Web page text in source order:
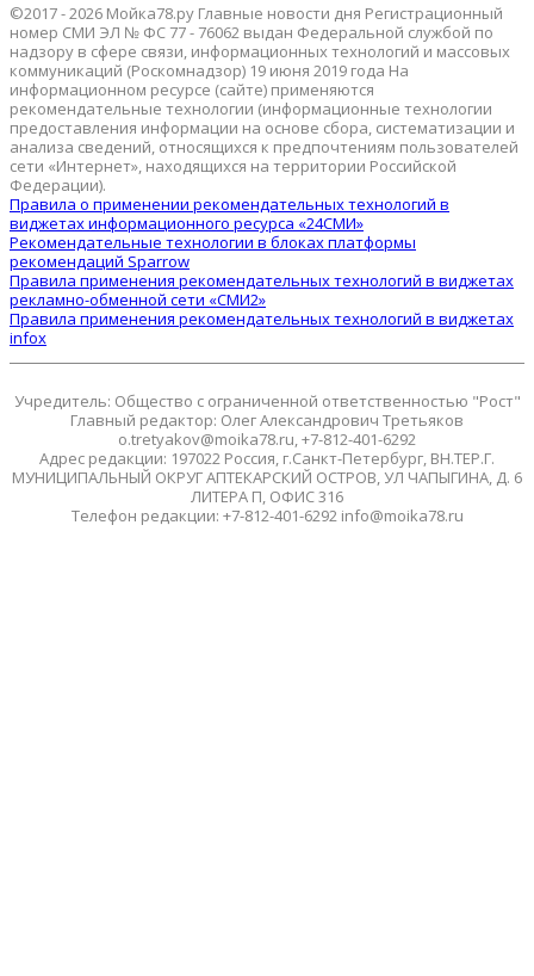
©2017 - 2026 Мойка78.ру Главные новости дня Регистрационный
номер СМИ ЭЛ № ФС 77 - 76062 выдан Федеральной службой по
надзору в сфере связи, информационных технологий и массовых
коммуникаций (Роскомнадзор) 19 июня 2019 года На
информационном ресурсе (сайте) применяются
рекомендательные технологии (информационные технологии
предоставления информации на основе сбора, систематизации и
анализа сведений, относящихся к предпочтениям пользователей
сети «Интернет», находящихся на территории Российской
Федерации).
Правила о применении рекомендательных технологий в
виджетах информационного ресурса «24СМИ»
Рекомендательные технологии в блоках платформы
рекомендаций Sparrow
Правила применения рекомендательных технологий в виджетах
рекламно-обменной сети «СМИ2»
Правила применения рекомендательных технологий в виджетах
infox
Учредитель: Общество с ограниченной ответственностью "Рост"
Главный редактор: Олег Александрович Третьяков
o.tretyakov@moika78.ru, +7-812-401-6292
Адрес редакции: 197022 Россия, г.Санкт-Петербург, ВН.ТЕР.Г.
МУНИЦИПАЛЬНЫЙ ОКРУГ АПТЕКАРСКИЙ ОСТРОВ, УЛ ЧАПЫГИНА, Д. 6
ЛИТЕРА П, ОФИС 316
Телефон редакции: +7-812-401-6292 info@moika78.ru